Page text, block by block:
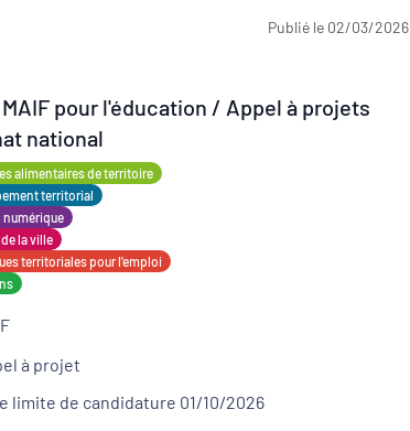
Publié le 02/03/2026
pour l'éducation / Appel à projets
national
alimentaires de territoire
territorial
numérique
la ville
territoriales pour l’emploi
à projet
limite de candidature 01/10/2026